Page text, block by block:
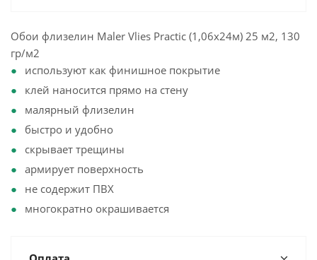
Обои флизелин Maler Vlies Practic (1,06х24м) 25 м2, 130
гр/м2
используют как финишное покрытие
клей наносится прямо на стену
малярный флизелин
быстро и удобно
скрывает трещины
армирует поверхность
не содержит ПВХ
многократно окрашивается